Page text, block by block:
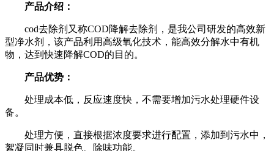
产品介绍：
cod去除剂又称COD降解去除剂，是我公司研发的高效新
型净水剂，该产品利用高级氧化技术，能高效分解水中有机
物，达到快速降解COD的目的。
产品优势：
处理成本低，反应速度快，不需要增加污水处理硬件设
备。
处理方便，直接根据浓度要求进行配置，添加到污水中，
絮凝同时兼具脱色、除味功能。